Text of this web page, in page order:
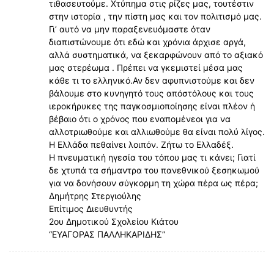
τιθασευτούμε. Χτύπημα στις ρίζες μας, τουτέστιν
στην ιστορία , την πίστη μας και τον πολιτισμό μας.
Γι’ αυτό να μην παραξενευόμαστε όταν
διαπιστώνουμε ότι εδώ και χρόνια άρχισε αργά,
αλλά συστηματικά, να ξεκαρφώνουν από το αξιακό
μας στερέωμα . Πρέπει να γκεμιστεί μέσα μας
κάθε τι το ελληνικό.Αν δεν αφυπνιστούμε και δεν
βάλουμε στο κυνηγητό τους απόστόλους και τους
ιεροκήρυκες της παγκοσμιοποίησης είναι πλέον ή
βέβαιο ότι ο χρόνος που εναπομένεοι για να
αλλοτριωθούμε και αλλιωθούμε θα είναι πολύ λίγος.
Η Ελλάδα πεθαίνει λοιπόν. Ζήτω το Ελλαδέξ.
Η πνευματική ηγεσία του τόπου μας τι κάνει; Γιατί
δε χτυπά τα σήμαντρα του πανεθνικού ξεσηκωμού
για να δονήσουν σύγκορμη τη χώρα πέρα ως πέρα;
Δημήτρης Στεργιούλης
Επίτιμος Διευθυντής
2ου Δημοτικού Σχολείου Κιάτου
“ΕΥΑΓΟΡΑΣ ΠΑΛΛΗΚΑΡΙΔΗΣ”